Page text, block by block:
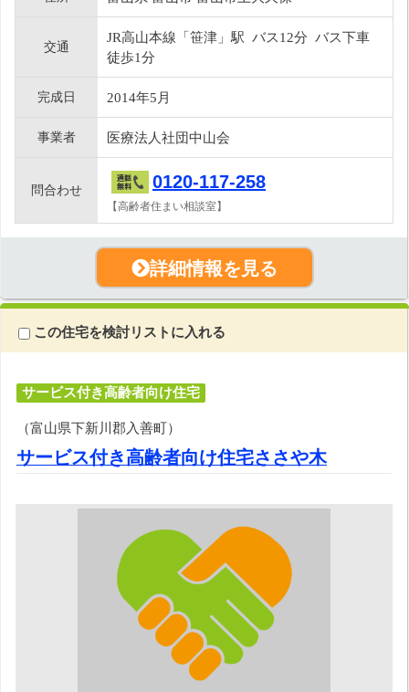
交通
JR高山本線「笹津」駅 バス12分 バス下車
徒歩1分
完成日 2014年5月
事業者 医療法人社団中山会
問合わせ 0120-117-258
【高齢者住まい相談室】
詳細情報を見る
この住宅を検討リストに入れる
サービス付き高齢者向け住宅
（富山県下新川郡入善町）
サービス付き高齢者向け住宅ささや木